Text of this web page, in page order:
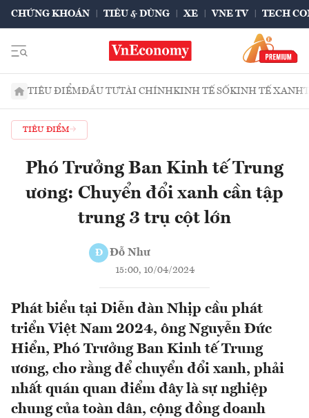
CHỨNG KHOÁN TIÊU & DÙNG XE VNE TV TECH
TIÊU ĐIỂMĐẦU TƯTÀI CHÍNHKINH TẾ SỐKINH TẾ XANH
TIÊU ĐIỂM
Phó Trưởng Ban Kinh tế Trung
ương: Chuyển đổi xanh cần tập
trung 3 trụ cột lớn
Đ Đỗ Như
15:00, 10/04/2024
Phát biểu tại Diễn đàn Nhịp cầu phát
triển Việt Nam 2024, ông Nguyễn Đức
Hiển, Phó Trưởng Ban Kinh tế Trung
ương, cho rằng để chuyển đổi xanh, phải
nhất quán quan điểm đây là sự nghiệp
chung của toàn dân, cộng đồng doanh